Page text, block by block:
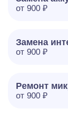
от 900 ₽
Замена
от 900 ₽
Ремонт
от 900 ₽